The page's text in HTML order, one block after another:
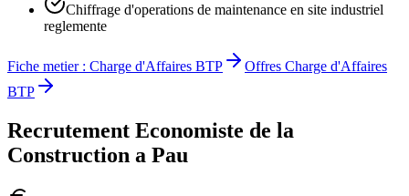
Chiffrage d'operations de maintenance en site industriel
reglemente
Fiche metier : Charge d'Affaires BTP Offres Charge d'Affaires
BTP
Recrutement Economiste de la
Construction a Pau